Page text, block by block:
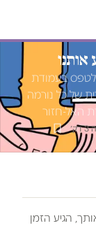
אותנו
לטפס בעמודת
של כל נורמה
האל-חזור
הגיע הזמן